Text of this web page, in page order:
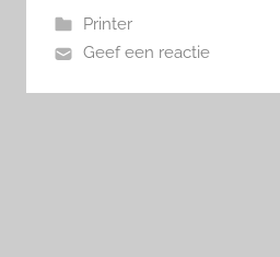
Printer
Geef een reactie